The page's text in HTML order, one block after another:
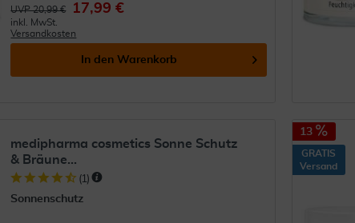
UVP 20,99 € 17,99 €
inkl. MwSt.
Versandkosten
In den Warenkorb
medipharma cosmetics Sonne Schutz
& Bräune...
(1)
Sonnenschutz
13
GRATIS
Versand